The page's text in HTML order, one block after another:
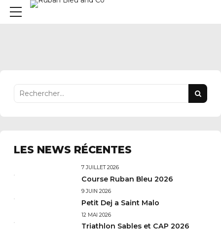
LES NEWS RÉCENTES
7 JUILLET 2026
Course Ruban Bleu 2026
9 JUIN 2026
Petit Dej a Saint Malo
12 MAI 2026
Triathlon Sables et CAP 2026